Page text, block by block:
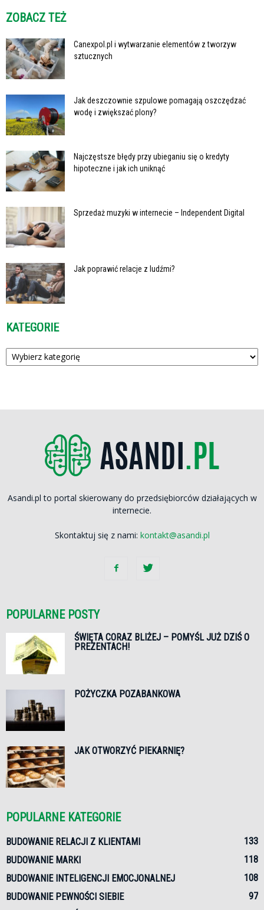
ZOBACZ TEŻ
Canexpol.pl i wytwarzanie elementów z tworzyw
sztucznych
Jak deszczownie szpulowe pomagają oszczędzać
wodę i zwiększać plony?
Najczęstsze błędy przy ubieganiu się o kredyty
hipoteczne i jak ich uniknąć
Sprzedaż muzyki w internecie – Independent Digital
Jak poprawić relacje z ludźmi?
KATEGORIE
Kategorie
Asandi.pl to portal skierowany do przedsiębiorców działających w
internecie.
Skontaktuj się z nami: kontakt@asandi.pl
POPULARNE POSTY
ŚWIĘTA CORAZ BLIŻEJ – POMYŚL JUŻ DZIŚ O
PREZENTACH!
POŻYCZKA POZABANKOWA
JAK OTWORZYĆ PIEKARNIĘ?
POPULARNE KATEGORIE
BUDOWANIE RELACJI Z KLIENTAMI
133
BUDOWANIE MARKI
118
BUDOWANIE INTELIGENCJI EMOCJONALNEJ
108
BUDOWANIE PEWNOŚCI SIEBIE
97